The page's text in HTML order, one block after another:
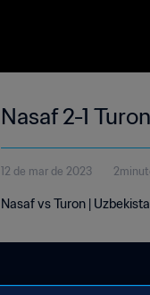
Nasaf 2-1
12 de mar de 2023
Nasaf vs Turon |